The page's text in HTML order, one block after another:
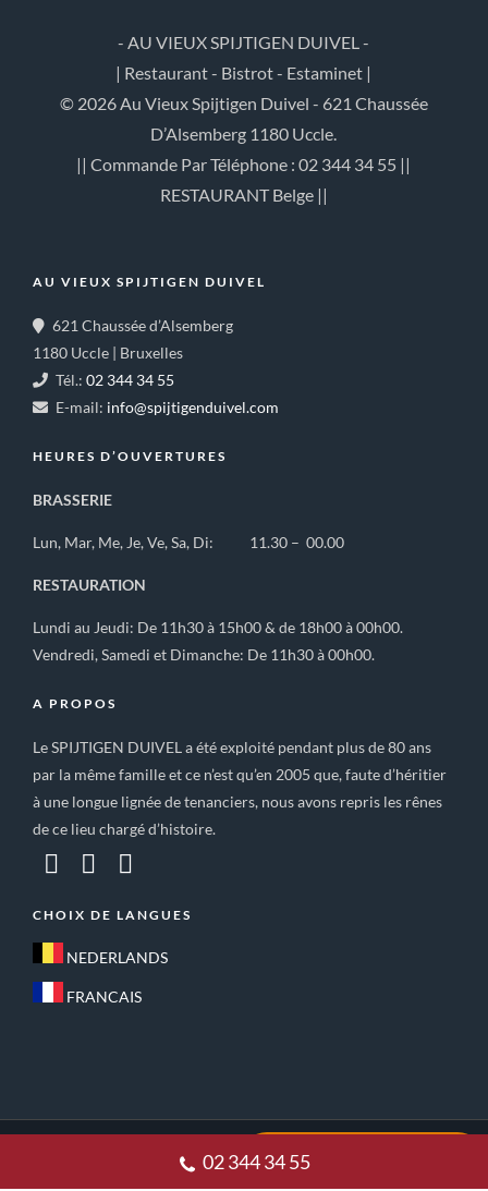
- AU VIEUX SPIJTIGEN DUIVEL -
| Restaurant - Bistrot - Estaminet |
© 2026 Au Vieux Spijtigen Duivel - 621 Chaussée
D’Alsemberg 1180 Uccle.
|| Commande Par Téléphone : 02 344 34 55 ||
RESTAURANT Belge ||
AU VIEUX SPIJTIGEN DUIVEL
621 Chaussée d’Alsemberg
1180 Uccle | Bruxelles
Tél.: 02 344 34 55
E-mail: info@spijtigenduivel.com
HEURES D’OUVERTURES
BRASSERIE
Lun, Mar, Me, Je, Ve, Sa, Di: 11.30 – 00.00
RESTAURATION
Lundi au Jeudi: De 11h30 à 15h00 & de 18h00 à 00h00.
Vendredi, Samedi et Dimanche: De 11h30 à 00h00.
A PROPOS
Le SPIJTIGEN DUIVEL a été exploité pendant plus de 80 ans
par la même famille et ce n’est qu’en 2005 que, faute d’héritier
à une longue lignée de tenanciers, nous avons repris les rênes
de ce lieu chargé d’histoire.
CHOIX DE LANGUES
NEDERLANDS
FRANCAIS
CONDITIONS GÉNÉRALES DE VENTE
02 344 34 55